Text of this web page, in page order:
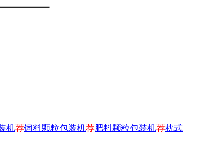
机荐饲料颗粒包装机荐肥料颗粒包装机荐枕式